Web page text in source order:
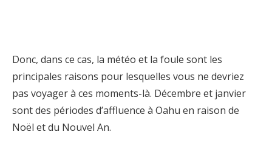
Donc, dans ce cas, la météo et la foule sont les
principales raisons pour lesquelles vous ne devriez
pas voyager à ces moments-là. Décembre et janvier
sont des périodes d’affluence à Oahu en raison de
Noël et du Nouvel An.